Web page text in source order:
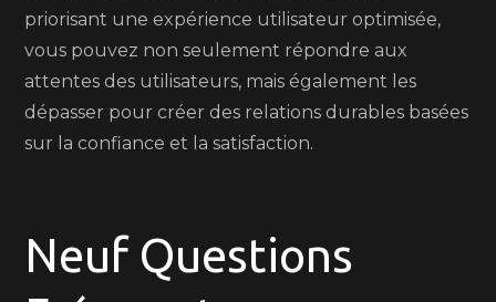
priorisant une expérience utilisateur optimisée,
vous pouvez non seulement répondre aux
attentes des utilisateurs, mais également les
dépasser pour créer des relations durables basées
sur la confiance et la satisfaction.
Neuf Questions